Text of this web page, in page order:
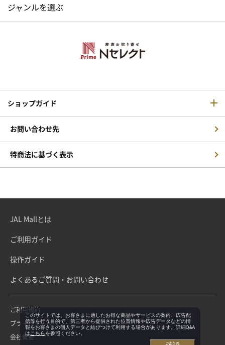
ジャンルを選ぶ
ショップガイド
お問い合わせ先
特商法に基づく表示
JAL Mallとは
ご利用ガイド
操作ガイド
よくあるご質問・お問い合わせ
ご利用規約
プライバシーポリシー
会社概要
このサイトでは、お客さまに適したお得な商品やサービスの案内、広告配
信等を行う目的で、第三者から提供された位置情報や広告データなどの情
報をお客さまの個人データと結びつけて利用する場合があります。詳細Q&A
はこちらを参照ください。